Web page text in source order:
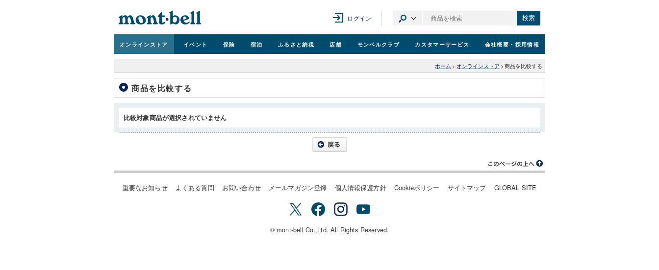
ログイン 検索
オンラインストア イベント 保険 宿泊 ふるさと納税 店舗 モンベルクラブ カスタマーサービス 会社概要 ・採用情報
ホーム > オンラインストア > 商品を比較する
商品を比較する
比較対象商品が選択されていません
重要なお知らせ よくある質問 お問い合わせ メールマガジン登録 個人情報保護方針 Cookieポリシー サイトマップ GLOBAL SITE
© mont-bell Co.,Ltd. All Rights Reserved.